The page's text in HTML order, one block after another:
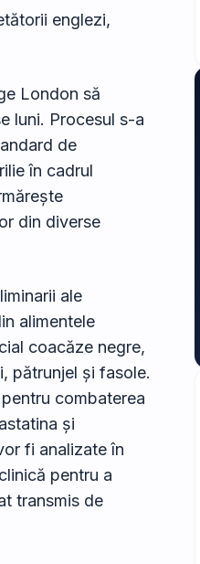
englezi,
London să
luni. Procesul s-a
de
în cadrul
din diverse
ale
alimentele
coacăze negre,
pătrunjel și fasole.
combaterea
și
fi analizate în
pentru a
transmis de